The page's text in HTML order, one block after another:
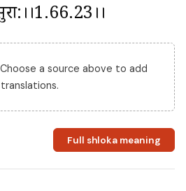
a source above to add
translations.
Full shloka meaning